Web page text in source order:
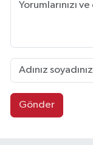
Gönder